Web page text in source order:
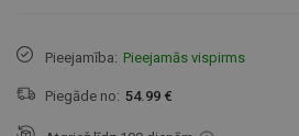
Pieejamība: Pieejamās vispirms
Piegāde no: 54.99 €